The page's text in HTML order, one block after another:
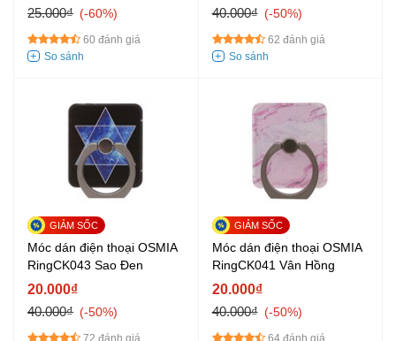
25.000₫
-60%
60 đánh giá
40.000₫
-50%
62 đánh giá
Móc dán điện thoại OSMIA
RingCK043 Sao Đen
20.000₫
40.000₫
-50%
Móc dán điện thoại OSMIA
RingCK041 Vân Hồng
20.000₫
40.000₫
-50%